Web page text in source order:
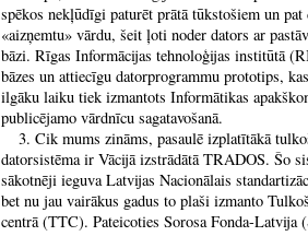
spēkos nekļūdīgi paturēt prātā tūkstošiem un
«aizņemtu» vārdu, šeit ļoti noder dators ar
bāzi. Rīgas Informācijas tehnoloģijas institūtā
bāzes un attiecīgu datorprogrammu prototips,
ilgāku laiku tiek izmantots Informātikas
publicējamo vārdnīcu sagatavošanā.
3. Cik mums zināms, pasaulē izplatītākā
datorsistēma ir Vācijā izstrādātā TRADOS. Šo
sākotnēji ieguva Latvijas Nacionālais
bet nu jau vairākus gadus to plaši izmanto
centrā (TTC). Pateicoties Sorosa Fonda-Latvija